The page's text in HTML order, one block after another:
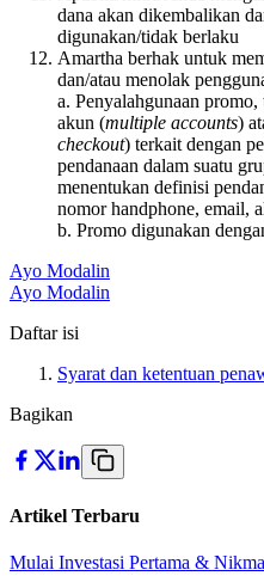
dana akan dikembalikan
digunakan/tidak berlaku
Amartha berhak untuk
dan/atau menolak
a. Penyalahgunaan
akun (multiple accounts)
checkout) terkait dengan
pendanaan dalam suatu
menentukan definisi
nomor handphone, email,
b. Promo digunakan
Ayo Modalin
Ayo Modalin
Daftar isi
Syarat dan ketentuan
Bagikan
Artikel Terbaru
Mulai Investasi Pertama &